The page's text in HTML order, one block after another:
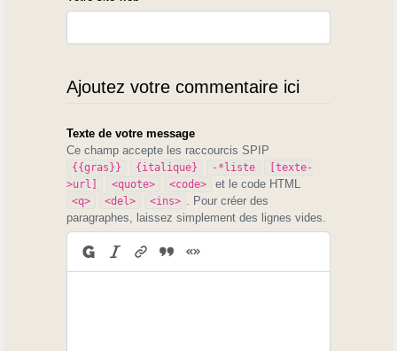
Ajoutez votre commentaire ici
Texte de votre message
Ce champ accepte les raccourcis SPIP
{{gras}} {italique} -*liste
[texte-
>url]
<quote> <code> et le code HTML
<q> <del> <ins>
. Pour créer des
paragraphes, laissez simplement des lignes vides.